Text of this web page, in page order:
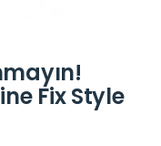
Fix Style